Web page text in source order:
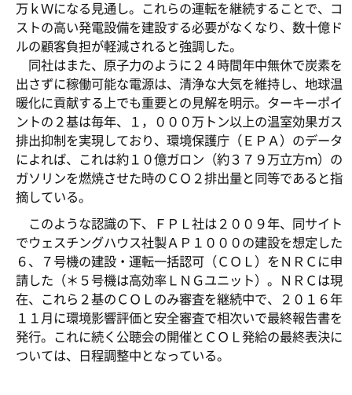
万ｋＷになる見通し。これらの運転を継続することで、コ
ストの高い発電設備を建設する必要がなくなり、数十億ド
ルの顧客負担が軽減されると強調した。
同社はまた、原子力のように２４時間年中無休で炭素を
出さずに稼働可能な電源は、清浄な大気を維持し、地球温
暖化に貢献する上でも重要との見解を明示。ターキーポイ
ントの２基は毎年、１，０００万トン以上の温室効果ガス
排出抑制を実現しており、環境保護庁（ＥＰＡ）のデータ
によれば、これは約１０億ガロン（約３７９万立方ｍ）の
ガソリンを燃焼させた時のＣＯ２排出量と同等であると指
摘している。
このような認識の下、ＦＰＬ社は２００９年、同サイト
でウェスチングハウス社製ＡＰ１０００の建設を想定した
６、７号機の建設・運転一括認可（ＣＯＬ）をＮＲＣに申
請した（＊５号機は高効率ＬＮＧユニット）。ＮＲＣは現
在、これら２基のＣＯＬのみ審査を継続中で、２０１６年
１１月に環境影響評価と安全審査で相次いで最終報告書を
発行。これに続く公聴会の開催とＣＯＬ発給の最終表決に
ついては、日程調整中となっている。